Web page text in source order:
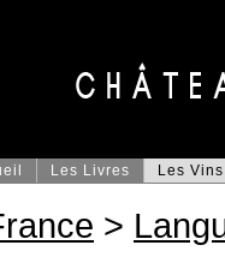
Les Livres Les Vins
>